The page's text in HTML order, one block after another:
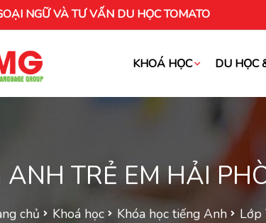
NGỮ VÀ TƯ VẤN DU HỌC TOMATO
KHOÁ HỌC DU HỌC
ANH TRẺ EM HẢI
chủ Khoá học Khóa học tiếng Anh Lớp